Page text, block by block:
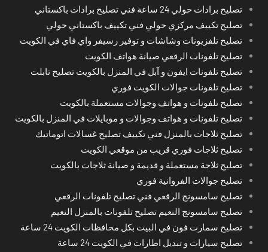
تصليح برادات حولي 24 ساعة فني تصليح برادات باكستاني
تصليح تكييف مركزي حولي فني تكييف باكستاني حولي
تصليح تلفزيونات وشاشات و توفير رسيفر واي فاي في الكويت
تصليح تلفونات الرقعي صيانة هواتف الكويت
تصليح تلفونات ايفون و آبل في المنزل بالكويت تصليح تابلت
تصليح تلفونات جوالات الكويت فوري
تصليح تلفونات و هواتف وجوالات مستعملة بالكويت
تصليح تلفونات و هواتف وجوالات و موبايلات في المنزل بالكويت
تصليح ثلاجات بالمنزل فني تكييف تصليح غسالات اتوماتيك
تصليح ثلاجات فوري قريب من موقعي الكويت
تصليح ثلاجة مستعملة و قديمة و صيانة ثلاجات بالكويت
تصليح جوالات الفروانية فوري
تصليح سامسونج الرقعي فني تصليح تلفونات الرقعي
تصليح سامسونج النعيم تصليح تلفونات بالمنزل النعيم
تصليح سمارت فون في البيت بكل محافظات الكويت 24 ساعة
تصليح سيارات و تبديل اطارات في الكويت 24 ساعة